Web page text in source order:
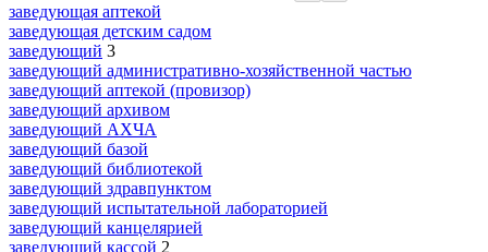
заведующая аптекой
заведующая детским садом
заведующий 3
заведующий административно-хозяйственной частью
заведующий аптекой (провизор)
заведующий архивом
заведующий АХЧА
заведующий базой
заведующий библиотекой
заведующий здравпунктом
заведующий испытательной лабораторией
заведующий канцелярией
заведующий кассой 2